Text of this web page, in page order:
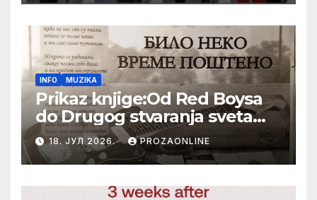
Festival evropskog filma Palić
INFO MUZIKA
Prikaz knjige:Od Red Boysa
do Drugog stvaranja sveta
(bilo neko vreme pošteno)
(autor- Zlatomira Sremca,
Botoš 2022. godine,
samizdat)
18. ЈУЛ 2026. PROZAONLINE